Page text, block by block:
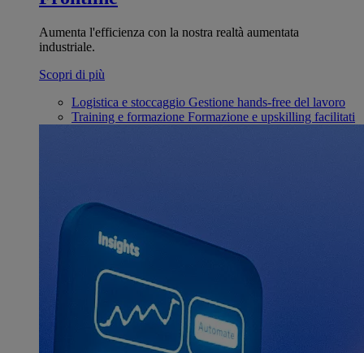
Aumenta l'efficienza con la nostra realtà aumentata
industriale.
Scopri di più
Logistica e stoccaggio Gestione hands-free del lavoro
Training e formazione Formazione e upskilling facilitati